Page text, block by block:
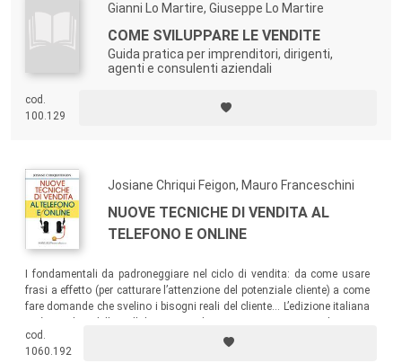
Gianni Lo Martire, Giuseppe Lo Martire
COME SVILUPPARE LE VENDITE
Guida pratica per imprenditori, dirigenti,
agenti e consulenti aziendali
cod.
100.129
Josiane Chriqui Feigon, Mauro Franceschini
NUOVE TECNICHE DI VENDITA AL
TELEFONO E ONLINE
I fondamentali da padroneggiare nel ciclo di vendita: da come usare
frasi a effetto (per catturare l’attenzione del potenziale cliente) a come
fare domande che svelino i bisogni reali del cliente… L’edizione italiana
inside sales
, che ha integrato i contenuti elaborando esercizi specifici
per il mercato italiano.
cod.
1060.192